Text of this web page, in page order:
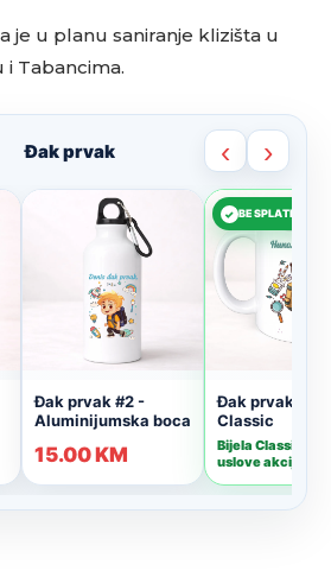
je u planu saniranje klizišta u
i Tabancima.